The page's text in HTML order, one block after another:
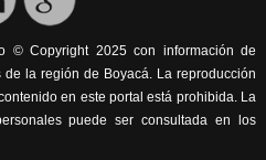
© Copyright 2025 con información de
la región de Boyacá. La reproducción
en este portal está prohibida. La
puede ser consultada en los